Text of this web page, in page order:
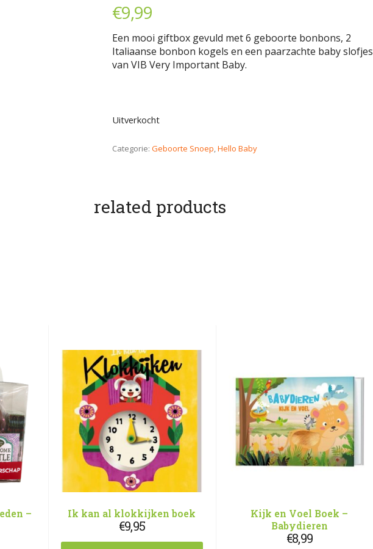
€9,99
Een mooi giftbox gevuld met 6 geboorte bonbons, 2
Italiaanse bonbon kogels en een paarzachte baby slofjes
van VIB Very Important Baby.
Uitverkocht
Categorie: Geboorte Snoep,Hello Baby
related products
–
Ik kan al klokkijken boek
€9,95
Kijk en Voel Boek –
Babydieren
€8,99